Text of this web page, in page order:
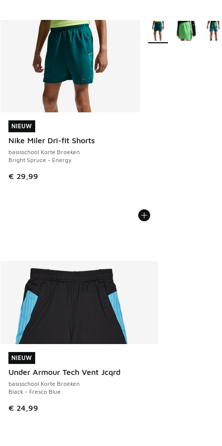
NIEUW
Nike Miler Dri-fit Shorts
basisschool Korte Broeken
Bright Spruce - Energy
€ 29,99
NIEUW
Meer kleuren
NIEUW
Under Armour Tech Vent Jcqrd
basisschool Korte Broeken
Black - Fresco Blue
€ 24,99
NIEUW